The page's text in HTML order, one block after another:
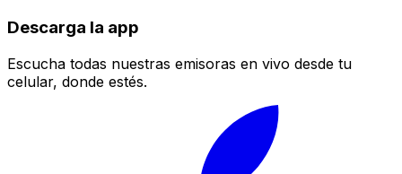
Descarga la app
Escucha todas nuestras emisoras en vivo desde tu
celular, donde estés.